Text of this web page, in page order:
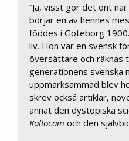
”Ja, visst gör det ont
börjar en av hennes
föddes i Göteborg
liv. Hon var en svensk
översättare och räknas
generationens svenska
uppmärksammad blev
skrev också artiklar,
annat den dystopiska
Kallocain och den